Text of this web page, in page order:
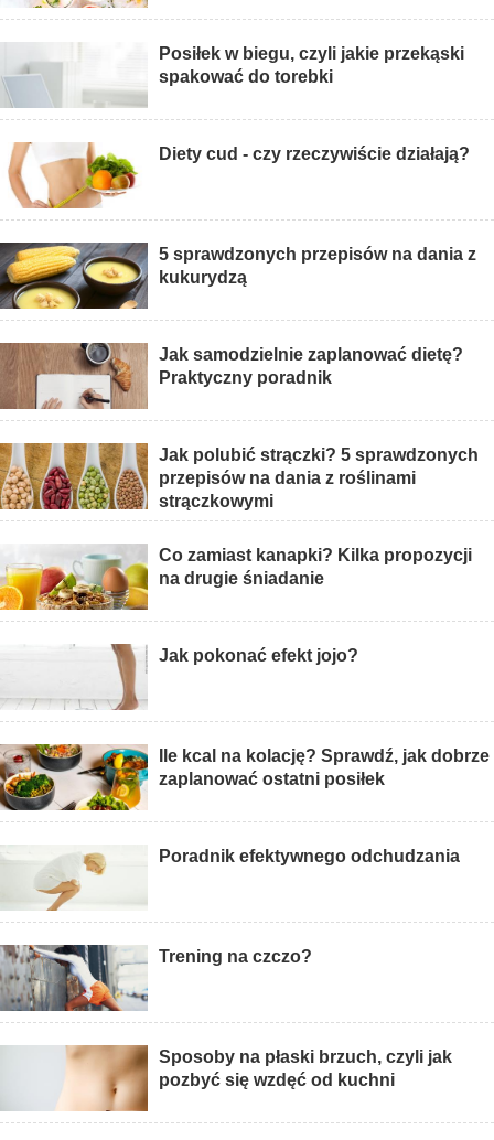
Posiłek w biegu, czyli jakie przekąski
spakować do torebki
Diety cud - czy rzeczywiście działają?
5 sprawdzonych przepisów na dania z
kukurydzą
Jak samodzielnie zaplanować dietę?
Praktyczny poradnik
Jak polubić strączki? 5 sprawdzonych
przepisów na dania z roślinami
strączkowymi
Co zamiast kanapki? Kilka propozycji
na drugie śniadanie
Jak pokonać efekt jojo?
Ile kcal na kolację? Sprawdź, jak dobrze
zaplanować ostatni posiłek
Poradnik efektywnego odchudzania
Trening na czczo?
Sposoby na płaski brzuch, czyli jak
pozbyć się wzdęć od kuchni